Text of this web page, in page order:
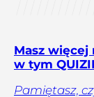
Masz więcej
w tym
Pamiętasz,